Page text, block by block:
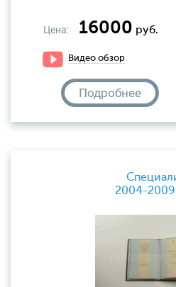
Цена: 16000 руб.
Видео обзор
Подробнее
2004-2009